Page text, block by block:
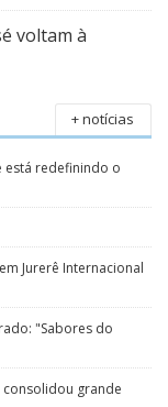
voltam à
+ notícias
está redefinindo o
Jurerê Internacional
"Sabores do
consolidou grande